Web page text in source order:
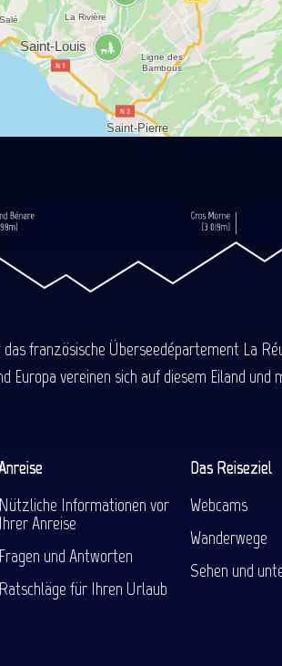
französische Überseedépartement La
Europa vereinen sich auf diesem Eiland
Nützliche Informationen vor
Ihrer Anreise
Fragen und Antworten
Ratschläge für Ihren Urlaub
Das Reiseziel
Webcams
Wanderwege
Sehen und